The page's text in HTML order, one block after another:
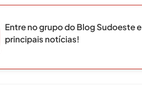
Entre no grupo do Blog Sudoeste
principais notícias!